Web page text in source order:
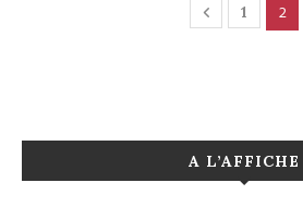
1 2
A L’AFFICHE